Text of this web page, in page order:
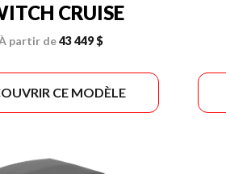
CRUISE
partir de43 449 $
CE MODÈLE